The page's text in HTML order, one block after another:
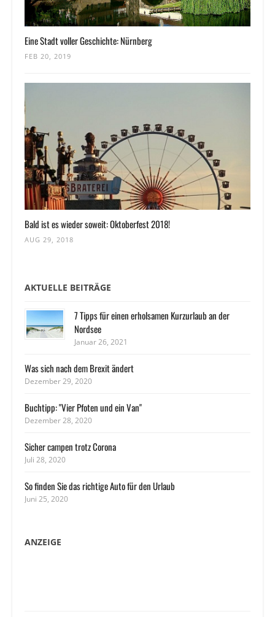
Eine Stadt voller Geschichte: Nürnberg
FEB 20, 2019
Bald ist es wieder soweit: Oktoberfest 2018!
AUG 29, 2018
AKTUELLE BEITRÄGE
7 Tipps für einen erholsamen Kurzurlaub an der
Nordsee
Januar 26, 2021
Was sich nach dem Brexit ändert
Dezember 29, 2020
Buchtipp: "Vier Pfoten und ein Van"
Dezember 28, 2020
Sicher campen trotz Corona
Juli 28, 2020
So finden Sie das richtige Auto für den Urlaub
Juni 25, 2020
ANZEIGE